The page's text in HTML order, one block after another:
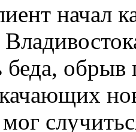
начал
обрыв